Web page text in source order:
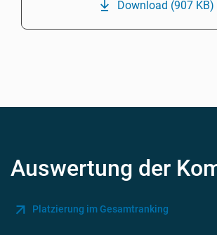
Download (907 KB)
Auswertung der
Platzierung im Gesamtranking